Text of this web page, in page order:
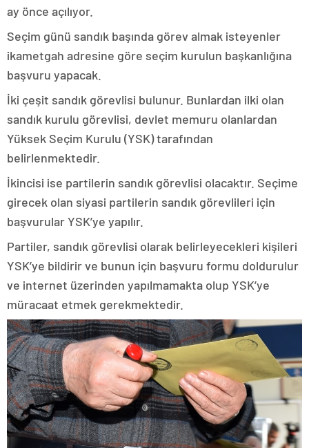
ay önce açılıyor.
Seçim günü sandık başında görev almak isteyenler
ikametgah adresine göre seçim kurulun başkanlığına
başvuru yapacak.
İki çeşit sandık görevlisi bulunur. Bunlardan ilki olan
sandık kurulu görevlisi, devlet memuru olanlardan
Yüksek Seçim Kurulu (YSK) tarafından
belirlenmektedir.
İkincisi ise partilerin sandık görevlisi olacaktır. Seçime
girecek olan siyasi partilerin sandık görevlileri için
başvurular YSK’ye yapılır.
Partiler, sandık görevlisi olarak belirleyecekleri kişileri
YSK’ye bildirir ve bunun için başvuru formu doldurulur
ve internet üzerinden yapılmamakta olup YSK’ye
müracaat etmek gerekmektedir.